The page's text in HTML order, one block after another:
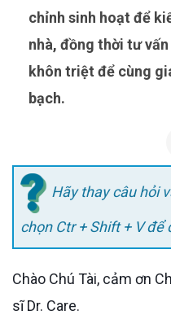
chỉnh sinh hoạt để
nhà, đồng thời tư
khôn triệt để cùng
bạch.
Hãy thay câu hỏi
chọn Ctr + Shift + V
Chào Chú Tài, cảm ơn Chú đã gửi câu hỏi về cho Bác
sĩ Dr. Care.